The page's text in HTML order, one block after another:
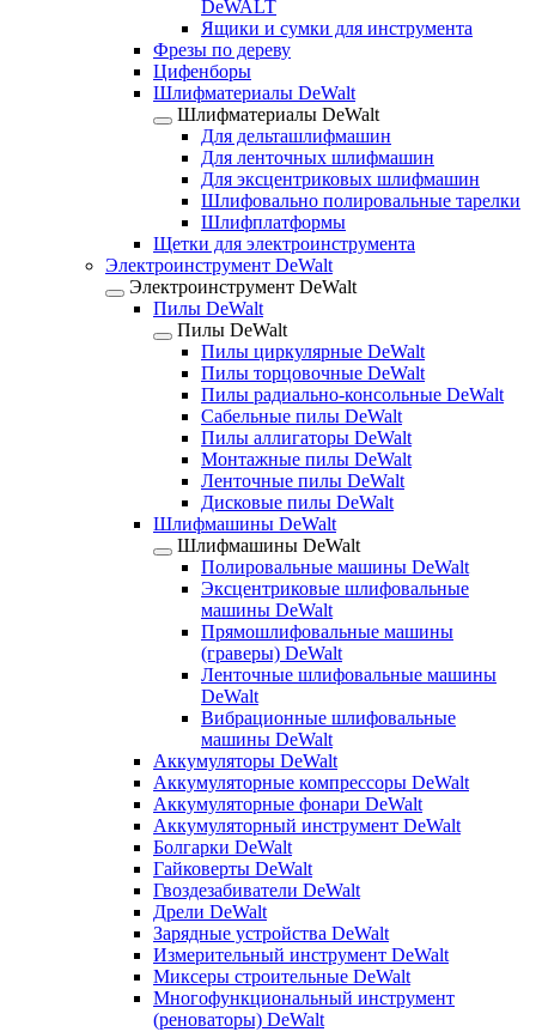
DeWALT
Ящики и сумки для инструмента
Фрезы по дереву
Цифенборы
Шлифматериалы DeWalt
Шлифматериалы DeWalt
Для дельташлифмашин
Для ленточных шлифмашин
Для эксцентриковых шлифмашин
Шлифовально полировальные тарелки
Шлифплатформы
Щетки для электроинструмента
Электроинструмент DeWalt
Электроинструмент DeWalt
Пилы DeWalt
Пилы DeWalt
Пилы циркулярные DeWalt
Пилы торцовочные DeWalt
Пилы радиально-консольные DeWalt
Сабельные пилы DeWalt
Пилы аллигаторы DeWalt
Монтажные пилы DeWalt
Ленточные пилы DeWalt
Дисковые пилы DeWalt
Шлифмашины DeWalt
Шлифмашины DeWalt
Полировальные машины DeWalt
Эксцентриковые шлифовальные
машины DeWalt
Прямошлифовальные машины
(граверы) DeWalt
Ленточные шлифовальные машины
DeWalt
Вибрационные шлифовальные
машины DeWalt
Аккумуляторы DeWalt
Аккумуляторные компрессоры DeWalt
Аккумуляторные фонари DeWalt
Аккумуляторный инструмент DeWalt
Болгарки DeWalt
Гайковерты DeWalt
Гвоздезабиватели DeWalt
Дрели DeWalt
Зарядные устройства DeWalt
Измерительный инструмент DeWalt
Миксеры строительные DeWalt
Многофункциональный инструмент
(реноваторы) DeWalt